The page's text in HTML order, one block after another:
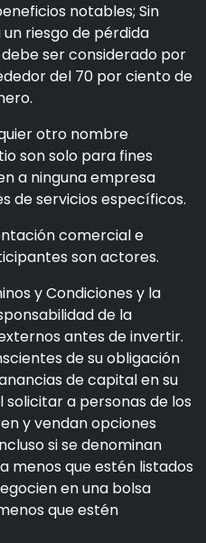
notables; Sin
riesgo de pérdida
ser considerado por
del 70 por ciento de
otro nombre
son solo para fines
a ninguna empresa
de servicios específicos.
comercial e
son actores.
y Condiciones y la
de la
antes de invertir.
de su obligación
de capital en su
solicitar a personas de los
y vendan opciones
si se denominan
menos que estén listados
en una bolsa
que estén